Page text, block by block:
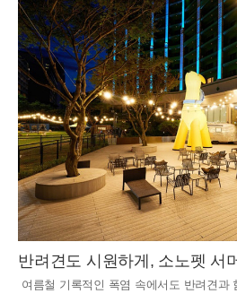
반려견도 시원하게, 소노펫 서
여름철 기록적인 폭염 속에서도 반려견과